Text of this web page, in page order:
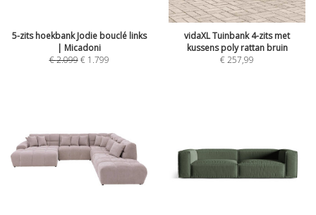
5-zits hoekbank Jodie bouclé links
| Micadoni
€2.099 € 1.799
vidaXL Tuinbank 4-zits met
kussens poly rattan bruin
€257,99